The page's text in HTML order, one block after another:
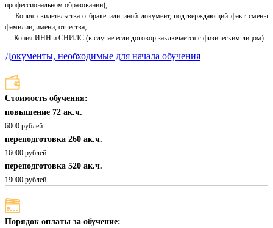
профессиональном образовании);
— Копия свидетельства о браке или иной документ, подтверждающий факт смены
фамилии, имени, отчества;
— Копия ИНН и СНИЛС (в случае если договор заключается с физическим лицом).
Документы, необходимые для начала обучения
Стоимость обучения:
повышение 72 ак.ч.
6000 рублей
переподготовка 260 ак.ч.
16000 рублей
переподготовка 520 ак.ч.
19000 рублей
Порядок оплаты за обучение: